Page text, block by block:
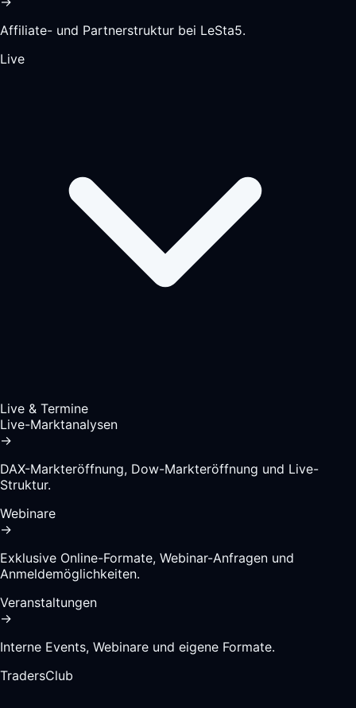
Affiliate- und Partnerstruktur bei LeSta5.
Live
Live & Termine
Live-Marktanalysen
→
DAX-Markteröffnung, Dow-Markteröffnung und Live-
Struktur.
Webinare
→
Exklusive Online-Formate, Webinar-Anfragen und
Anmeldemöglichkeiten.
Veranstaltungen
→
Interne Events, Webinare und eigene Formate.
TradersClub